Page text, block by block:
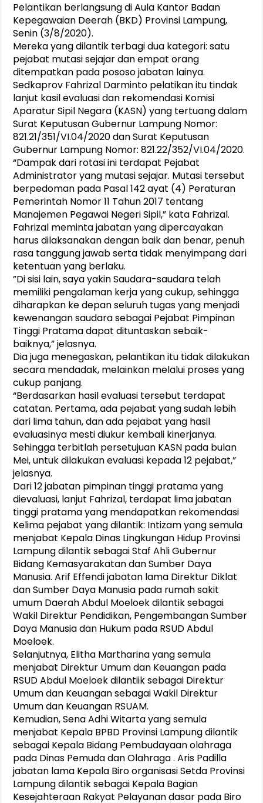
Pelantikan berlangsung di Aula Kantor Badan
Kepegawaian Deerah (BKD) Provinsi Lampung,
Senin (3/8/2020).
Mereka yang dilantik terbagi dua kategori: satu
pejabat mutasi sejajar dan empat orang
ditempatkan pada pososo jabatan lainya.
Sedkaprov Fahrizal Darminto pelatikan itu tindak
lanjut kasil evaluasi dan rekomendasi Komisi
Aparatur Sipil Negara (KASN) yang tertuang dalam
Surat Keputusan Gubernur Lampung Nomor:
821.21/351/VI.04/2020 dan Surat Keputusan
Gubernur Lampung Nomor: 821.22/352/VI.04/2020.
“Dampak dari rotasi ini terdapat Pejabat
Administrator yang mutasi sejajar. Mutasi tersebut
berpedoman pada Pasal 142 ayat (4) Peraturan
Pemerintah Nomor 11 Tahun 2017 tentang
Manajemen Pegawai Negeri Sipil,” kata Fahrizal.
Fahrizal meminta jabatan yang dipercayakan
harus dilaksanakan dengan baik dan benar, penuh
rasa tanggung jawab serta tidak menyimpang dari
ketentuan yang berlaku.
”Di sisi lain, saya yakin Saudara-saudara telah
memiliki pengalaman kerja yang cukup, sehingga
diharapkan ke depan seluruh tugas yang menjadi
kewenangan saudara sebagai Pejabat Pimpinan
Tinggi Pratama dapat dituntaskan sebaik-
baiknya,” jelasnya.
Dia juga menegaskan, pelantikan itu tidak dilakukan
secara mendadak, melainkan melalui proses yang
cukup panjang.
“Berdasarkan hasil evaluasi tersebut terdapat
catatan. Pertama, ada pejabat yang sudah lebih
dari lima tahun, dan ada pejabat yang hasil
evaluasinya mesti diukur kembali kinerjanya.
Sehingga terbitlah persetujuan KASN pada bulan
Mei, untuk dilakukan evaluasi kepada 12 pejabat,”
jelasnya.
Dari 12 jabatan pimpinan tinggi pratama yang
dievaluasi, lanjut Fahrizal, terdapat lima jabatan
tinggi pratama yang mendapatkan rekomendasi
Kelima pejabat yang dilantik: Intizam yang semula
menjabat Kepala Dinas Lingkungan Hidup Provinsi
Lampung dilantik sebagai Staf Ahli Gubernur
Bidang Kemasyarakatan dan Sumber Daya
Manusia. Arif Effendi jabatan lama Direktur Diklat
dan Sumber Daya Manusia pada rumah sakit
umum Daerah Abdul Moeloek dilantik sebagai
Wakil Direktur Pendidikan, Pengembangan Sumber
Daya Manusia dan Hukum pada RSUD Abdul
Moeloek.
Selanjutnya, Elitha Martharina yang semula
menjabat Direktur Umum dan Keuangan pada
RSUD Abdul Moeloek dilantiik sebagai Direktur
Umum dan Keuangan sebagai Wakil Direktur
Umum dan Keuangan RSUAM.
Kemudian, Sena Adhi Witarta yang semula
menjabat Kepala BPBD Provinsi Lampung dilantik
sebagai Kepala Bidang Pembudayaan olahraga
pada Dinas Pemuda dan Olahraga . Aris Padilla
jabatan lama Kepala Biro organisasi Setda Provinsi
Lampung dilantik sebagai Kepala Bagian
Kesejahteraan Rakyat Pelayanan dasar pada Biro